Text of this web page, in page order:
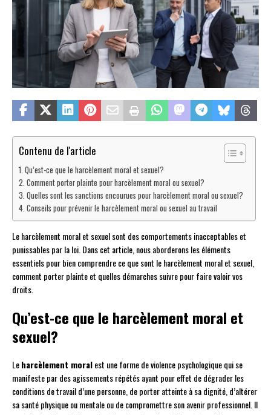
Contenu de l'article
Qu’est-ce que le harcèlement moral et sexuel?
Comment porter plainte pour harcèlement moral ou sexuel?
Quelles sont les sanctions encourues pour harcèlement moral ou sexuel?
Conseils pour prévenir le harcèlement moral ou sexuel au travail
Le harcèlement moral et sexuel sont des comportements inacceptables et
punissables par la loi. Dans cet article, nous aborderons les éléments
essentiels pour bien comprendre ce que sont le harcèlement moral et sexuel,
comment porter plainte et quelles démarches suivre pour faire valoir vos
droits.
Qu’est-ce que le harcèlement moral et
sexuel?
Leharcèlement moralest une forme de violence psychologique qui se
manifeste par des agissements répétés ayant pour effet de dégrader les
conditions de travail d’une personne, de porter atteinte à sa dignité, d’altérer
sa santé physique ou mentale ou de compromettre son avenir professionnel. Il